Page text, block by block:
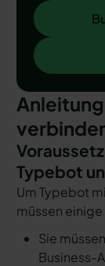
Preise
Typebot
Um Typebot
müssen
Sie
Business-